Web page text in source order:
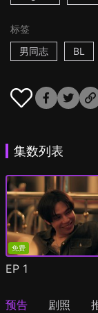
标签
男同志
BL
集数列表
免费
EP 1
预告 剧照